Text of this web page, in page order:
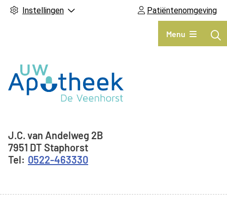
Instellingen Patiëntenomgeving
Hoofdmenu
Menu
Adresgegevens
J.C. van Andelweg 2B
7951 DT Staphorst
0522-463330